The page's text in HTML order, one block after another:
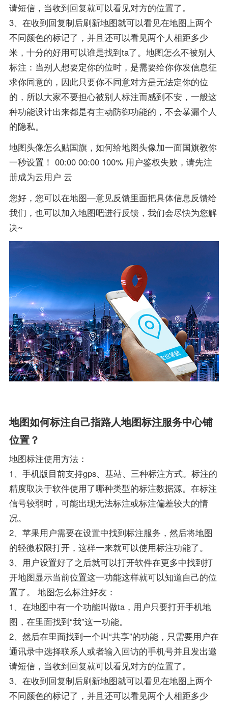
请短信，当收到回复就可以看见对方的位置了。
3、在收到回复制后刷新地图就可以看见在地图上两个
不同颜色的标记了，并且还可以看见两个人相距多少
米，十分的好用可以谁是找到ta了。地图怎么不被别人
标注：当别人想要定你的位时，是需要给你你发信息征
求你同意的，因此只要你不同意对方是无法定你的位
的，所以大家不要担心被别人标注而感到不安，一般这
种功能设计出来都是有主动防御功能的，不会暴漏个人
的隐私。
地图头像怎么贴国旗，如何给地图头像加一面国旗教你
一秒设置！ 00:00 00:00 100% 用户鉴权失败，请先注
册成为云用户 云
您好，您可以在地图—意见反馈里面把具体信息反馈给
我们，也可以加入地图吧进行反馈，我们会尽快为您解
决~
地图如何标注自己指路人地图标注服务中心铺
位置？
地图标注使用方法：
1、手机版目前支持gps、基站、三种标注方式。标注的
精度取决于软件使用了哪种类型的标注数据源。在标注
信号较弱时，可能出现无法标注或标注偏差较大的情
况。
2、苹果用户需要在设置中找到标注服务，然后将地图
的轻微权限打开，这样一来就可以使用标注功能了。
3、用户设置好了之后就可以打开软件在更多中找到打
开地图显示当前位置这一功能这样就可以知道自己的位
置了。 地图怎么标注好友：
1、在地图中有一个功能叫做ta，用户只要打开手机地
图，在里面找到“我”这一功能。
2、然后在里面找到一个叫“共享”的功能，只需要用户在
通讯录中选择联系人或者输入回访的手机号并且发出邀
请短信，当收到回复就可以看见对方的位置了。
3、在收到回复制后刷新地图就可以看见在地图上两个
不同颜色的标记了，并且还可以看见两个人相距多少